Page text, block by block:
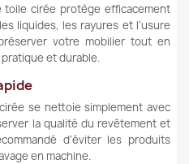
cirée protège efficacement
liquides, les rayures et l’usure
votre mobilier tout en
et durable.
se nettoie simplement avec
la qualité du revêtement et
d’éviter les produits
en machine.